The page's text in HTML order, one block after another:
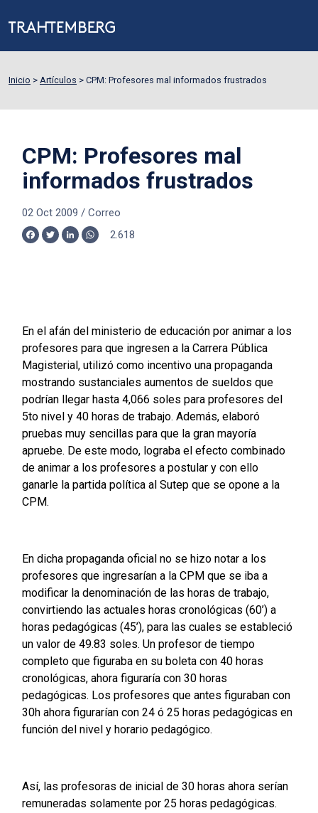
Inicio > Artículos > CPM: Profesores mal informados frustrados
CPM: Profesores mal
informados frustrados
02 Oct 2009 / Correo
Facebook
TwitterLinkedInWhatsApp
2.618
En el afán del ministerio de educación por animar a los
profesores para que ingresen a la Carrera Pública
Magisterial, utilizó como incentivo una propaganda
mostrando sustanciales aumentos de sueldos que
podrían llegar hasta 4,066 soles para profesores del
5to nivel y 40 horas de trabajo. Además, elaboró
pruebas muy sencillas para que la gran mayoría
apruebe. De este modo, lograba el efecto combinado
de animar a los profesores a postular y con ello
ganarle la partida política al Sutep que se opone a la
CPM.
En dicha propaganda oficial no se hizo notar a los
profesores que ingresarían a la CPM que se iba a
modificar la denominación de las horas de trabajo,
convirtiendo las actuales horas cronológicas (60’) a
horas pedagógicas (45’), para las cuales se estableció
un valor de 49.83 soles. Un profesor de tiempo
completo que figuraba en su boleta con 40 horas
cronológicas, ahora figuraría con 30 horas
pedagógicas. Los profesores que antes figuraban con
30h ahora figurarían con 24 ó 25 horas pedagógicas en
función del nivel y horario pedagógico.
Así, las profesoras de inicial de 30 horas ahora serían
remuneradas solamente por 25 horas pedagógicas.